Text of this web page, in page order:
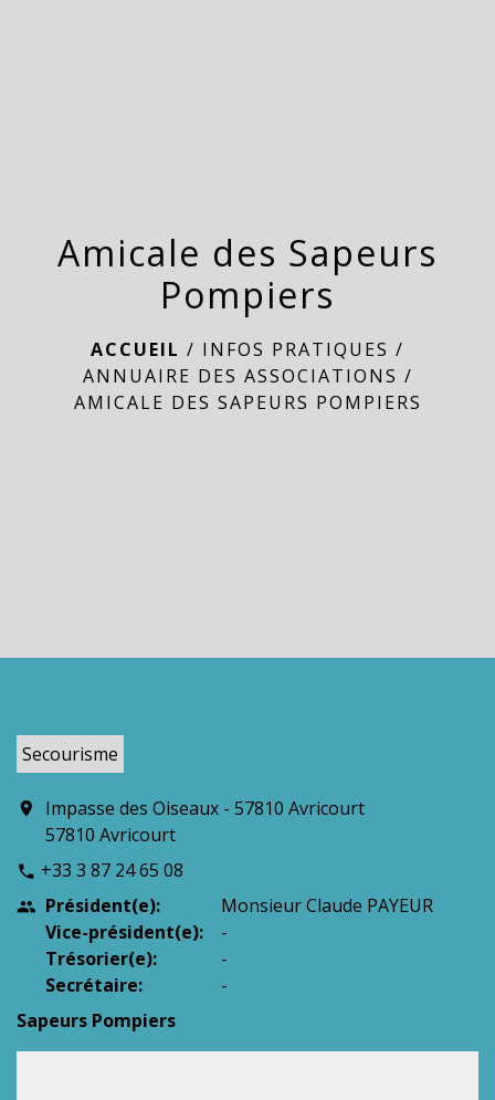
Amicale des Sapeurs
Pompiers
ACCUEIL / INFOS PRATIQUES /
ANNUAIRE DES ASSOCIATIONS /
AMICALE DES SAPEURS POMPIERS
Secourisme
location_on
Impasse des Oiseaux - 57810 Avricourt
57810 Avricourt
phone +33 3 87 24 65 08
people Président(e):
Vice-président(e):
Trésorier(e):
Secrétaire:
Monsieur Claude PAYEUR
-
-
-
Sapeurs Pompiers